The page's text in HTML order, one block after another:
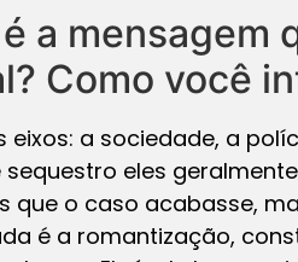
a mensagem
Como você
a sociedade, a
eles
que o caso acabasse,
é a romantização,